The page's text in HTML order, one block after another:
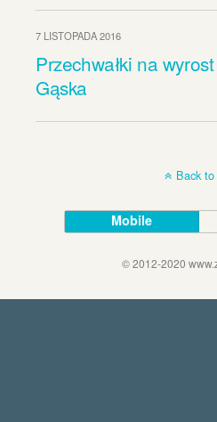
7 LISTOPADA 2016
Przechwałki na
Gąska
Back
Mobile
© 2012-2020